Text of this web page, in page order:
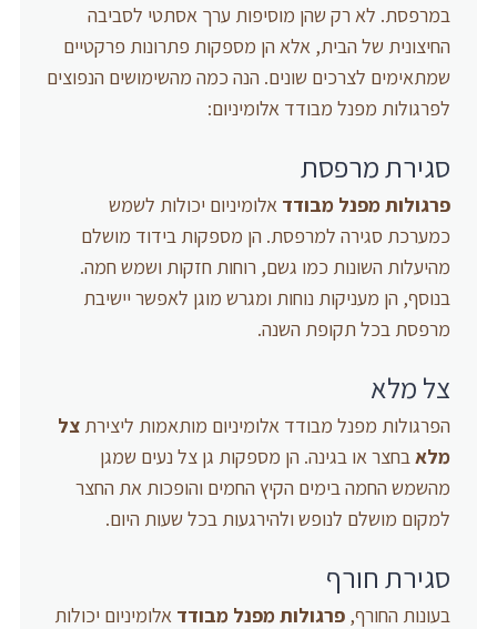
במרפסת. לא רק שהן מוסיפות ערך אסתטי לסביבה
החיצונית של הבית, אלא הן מספקות פתרונות פרקטיים
שמתאימים לצרכים שונים. הנה כמה מהשימושים הנפוצים
לפרגולות מפנל מבודד אלומיניום:
סגירת מרפסת
פרגולות מפנל מבודד אלומיניום יכולות לשמש
כמערכת סגירה למרפסת. הן מספקות בידוד מושלם
מהיעלות השונות כמו גשם, רוחות חזקות ושמש חמה.
בנוסף, הן מעניקות נוחות ומגרש מוגן לאפשר יישיבת
מרפסת בכל תקופת השנה.
צל מלא
הפרגולות מפנל מבודד אלומיניום מותאמות ליצירת צל
מלאבחצר או בגינה. הן מספקות גן צל נעים שמגן
מהשמש החמה בימים הקיץ החמים והופכות את החצר
למקום מושלם לנופש ולהירגעות בכל שעות היום.
סגירת חורף
בעונות החורף, פרגולות מפנל מבודד אלומיניום יכולות